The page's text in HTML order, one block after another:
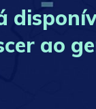
ao